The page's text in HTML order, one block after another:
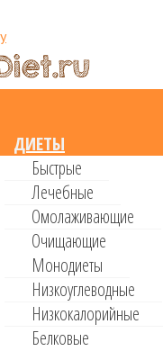
ДИЕТЫ
Быстрые
Лечебные
Омолаживающие
Очищающие
Монодиеты
Низкоуглеводные
Низкокалорийные
Белковые